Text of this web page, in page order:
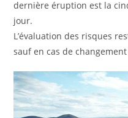
dernière éruption est la
jour.
L’évaluation des risques
sauf en cas de changement